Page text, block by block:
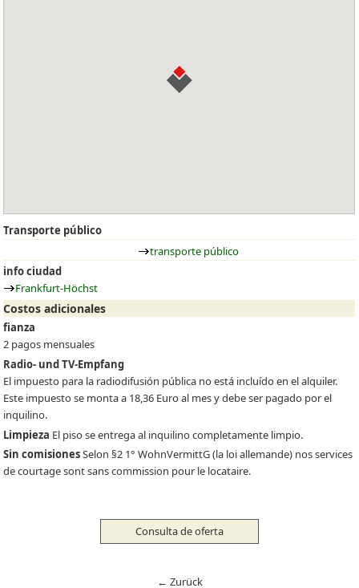
Transporte público
transporte público
info ciudad
Frankfurt-Höchst
Costos adicionales
fianza
2 pagos mensuales
Radio- und TV-Empfang
El impuesto para la radiodifusión pública no está incluído en el alquiler.
Este impuesto se monta a 18,36 Euro al mes y debe ser pagado por el
inquilino.
Limpieza El piso se entrega al inquilino completamente limpio.
Sin comisionesSelon §2 1° WohnVermittG (la loi allemande) nos services
de courtage sont sans commission pour le locataire.
Consulta de oferta
← Zurück